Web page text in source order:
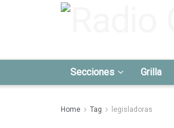
Secciones Grilla
Home Tag legisladoras